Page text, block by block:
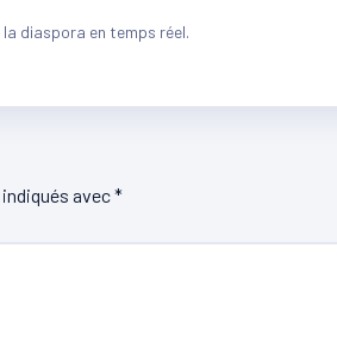
diaspora en temps réel.
avec*